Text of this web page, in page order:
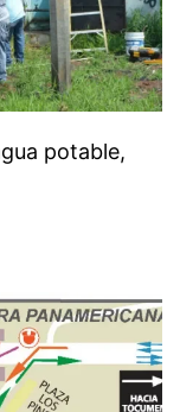
potable,